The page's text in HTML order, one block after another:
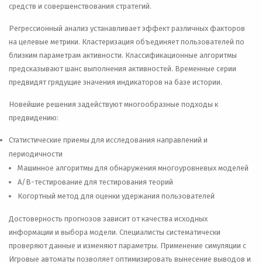
средств и совершенствования стратегий.
Регрессионный анализ устанавливает эффект различных факторов
на целевые метрики. Кластеризация объединяет пользователей по
близким параметрам активности. Классификационные алгоритмы
предсказывают шанс выполнения активностей. Временные серии
предвидят грядущие значения индикаторов на базе истории.
Новейшие решения задействуют многообразные подходы к
предвидению:
Статистические приемы для исследования направлений и
периодичности
Машинное алгоритмы для обнаружения многоуровневых моделей
A/B-тестирование для тестирования теорий
Когортный метод для оценки удержания пользователей
Достоверность прогнозов зависит от качества исходных
информации и выбора модели. Специалисты систематически
проверяют данные и изменяют параметры. Применение симуляции с
Игровые автоматы позволяет оптимизировать вынесение выводов и